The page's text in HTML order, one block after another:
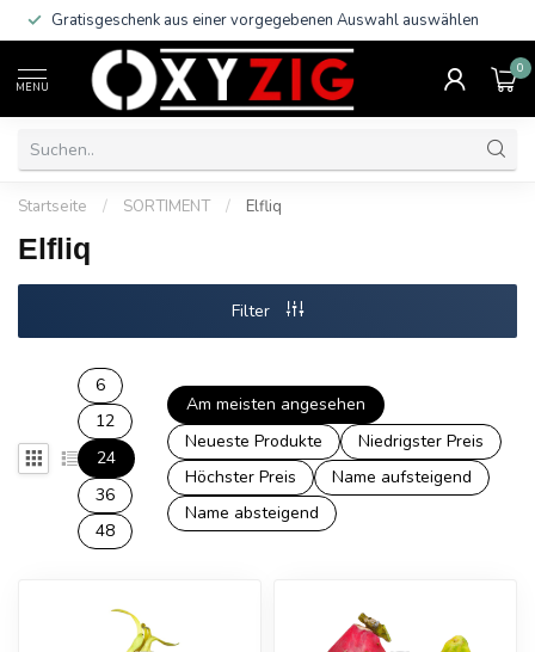
50€ ! Gratisgeschenk aus einer vorgegebenen
MENU
0
Startseite / SORTIMENT / Elfliq
Elfliq
Filter
6
12
24
36
48
Am meisten angesehen
Neueste Produkte
Niedrigster Preis
Höchster Preis
Name aufsteigend
Name absteigend